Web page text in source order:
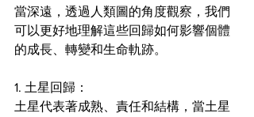
當深遠，透過人類圖的角度觀察，我們
可以更好地理解這些回歸如何影響個體
的成長、轉變和生命軌跡。
1. 土星回歸：
土星代表著成熟、責任和結構，當土星